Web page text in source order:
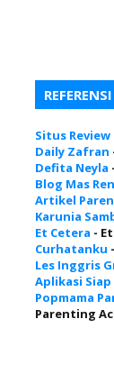
Situs Review
Daily Zafran
Defita Neyla
Blog Mas
Artikel
Karunia
Et Cetera -
Curhatanku
Les Inggris
Aplikasi Siap
Popmama
Parenting